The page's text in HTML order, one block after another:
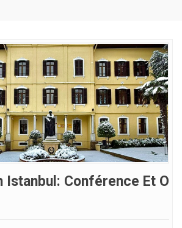
Istanbul: Conférence Et O